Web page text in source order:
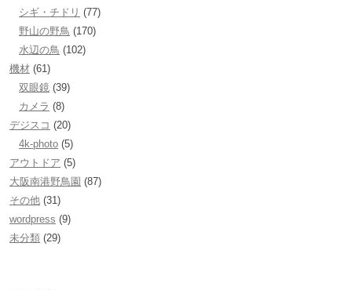
シギ・チドリ (77)
野山の野鳥 (170)
水辺の鳥 (102)
機材 (61)
双眼鏡 (39)
カメラ (8)
デジスコ (20)
4k-photo (5)
アウトドア (5)
大阪南港野鳥園 (87)
その他 (31)
wordpress (9)
未分類 (29)